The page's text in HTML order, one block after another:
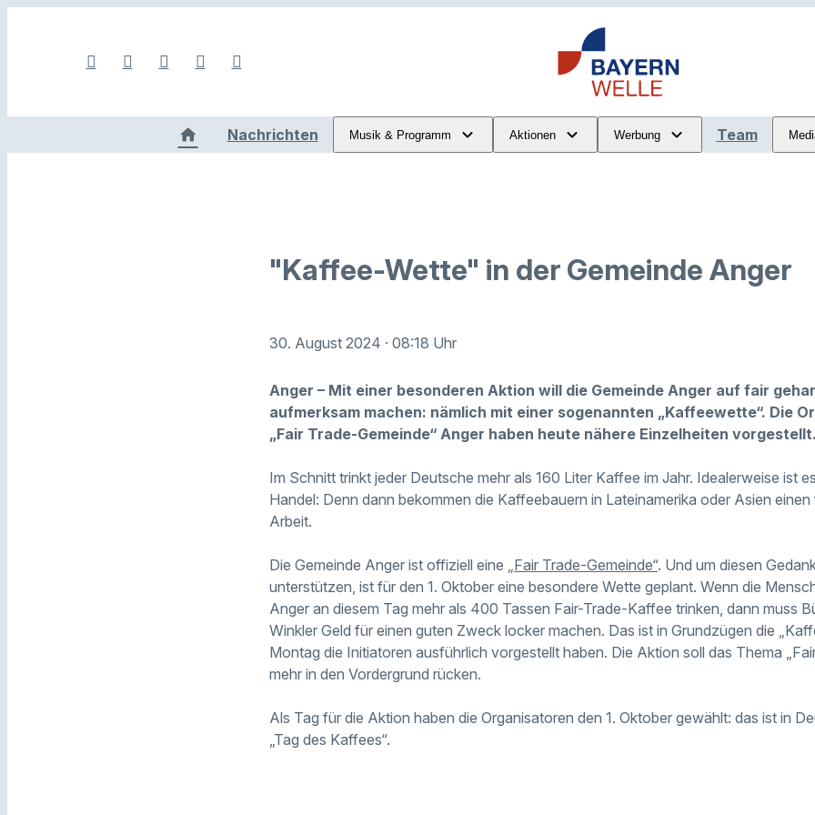
Nachrichten Musik & Programm Aktionen Werbung Team
"Kaffee-Wette" in der Gemeinde Anger
30. August 2024 · 08:18 Uhr
Anger – Mit einer besonderen Aktion will die Gemeinde Anger auf fair
aufmerksam machen: nämlich mit einer sogenannten „Kaffeewette“. Die
„Fair Trade-Gemeinde“ Anger haben heute nähere Einzelheiten vorgestellt.
Im Schnitt trinkt jeder Deutsche mehr als 160 Liter Kaffee im Jahr. Idealerweise ist
Handel: Denn dann bekommen die Kaffeebauern in Lateinamerika oder Asien
Arbeit.
Die Gemeinde Anger ist offiziell eine „Fair Trade-Gemeinde“. Und um diesen
unterstützen, ist für den 1. Oktober eine besondere Wette geplant. Wenn die
Anger an diesem Tag mehr als 400 Tassen Fair-Trade-Kaffee trinken, dann muss
Winkler Geld für einen guten Zweck locker machen. Das ist in Grundzügen die
Montag die Initiatoren ausführlich vorgestellt haben. Die Aktion soll das Thema
mehr in den Vordergrund rücken.
Als Tag für die Aktion haben die Organisatoren den 1. Oktober gewählt: das ist in
„Tag des Kaffees“.